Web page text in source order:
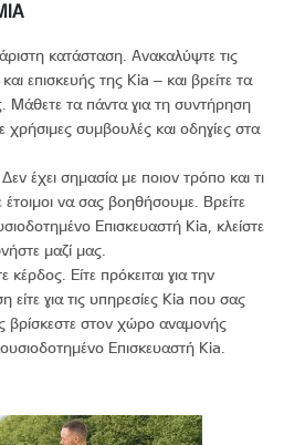
κατάσταση. Ανακαλύψτε τις
επισκευής της Kia – και βρείτε τα
Μάθετε τα πάντα για τη συντήρηση
χρήσιμες συμβουλές και οδηγίες στα
έχει σημασία με ποιον τρόπο και τι
έτοιμοι να σας βοηθήσουμε. Βρείτε
Επισκευαστή Kia, κλείστε
μαζί μας.
κέρδος. Είτε πρόκειται για την
είτε για τις υπηρεσίες Kia που σας
βρίσκεστε στον χώρο αναμονής
Επισκευαστή Kia.